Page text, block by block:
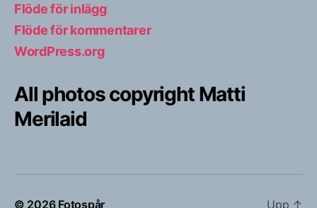
Flöde för inlägg
Flöde för kommentarer
WordPress.org
All photos copyright Matti
Merilaid
© 2026 Fotospår Upp ↑